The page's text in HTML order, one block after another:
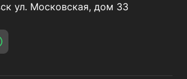
ул. Московская, дом 33